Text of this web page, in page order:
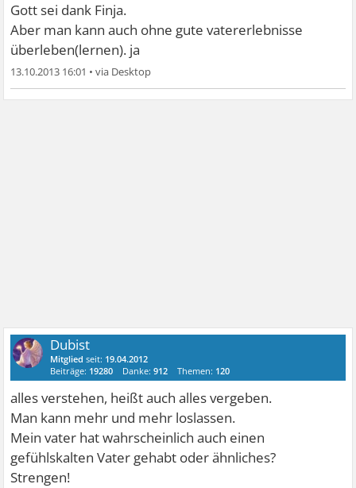
Gott sei dank Finja.
Aber man kann auch ohne gute vatererlebnisse
überleben(lernen). ja
13.10.2013 16:01 •
Dubist
Mitglied seit: 19.04.2012
Beiträge: 19280 Danke:912 Themen: 120
alles verstehen, heißt auch alles vergeben.
Man kann mehr und mehr loslassen.
Mein vater hat wahrscheinlich auch einen
gefühlskalten Vater gehabt oder ähnliches?
Strengen!